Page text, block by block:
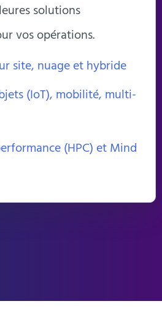
solutions
vos opérations.
site, nuage et hybride
(IoT), mobilité, multi-
(HPC) et Mind